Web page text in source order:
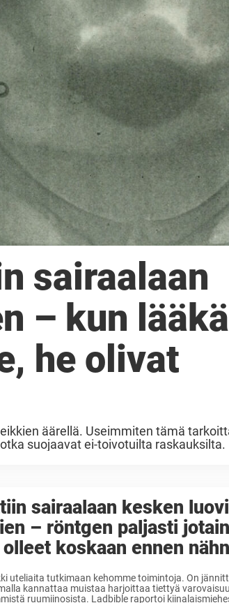
sairaalaan
– kun
he olivat
äärellä. Useimmiten tämä
suojaavat ei-toivotuilta
sairaalaan kesken
– röntgen paljasti
koskaan ennen
uteliaita tutkimaan kehomme toimintoja. On
kannattaa muistaa harjoittaa tiettyä
ruumiinosista. Ladbible raportoi